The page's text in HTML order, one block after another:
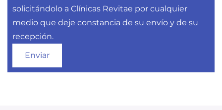
solicitándolo a Clínicas Revitae por cualquier
medio que deje constancia de su envío y de su
recepción.